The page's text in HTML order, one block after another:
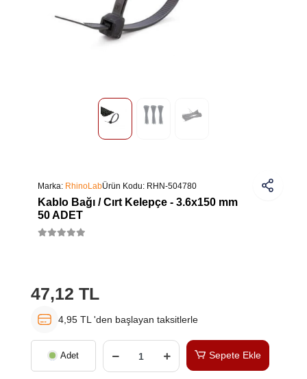
Marka: RhinoLabÜrün Kodu: RHN-504780
Kablo Bağı / Cırt Kelepçe - 3.6x150 mm
50 ADET
47,12 TL
4,95 TL 'den başlayan taksitlerle
Adet Sepete Ekle